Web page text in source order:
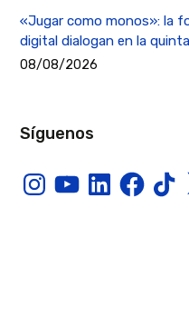
«Jugar como monos»: la
digital dialogan en la
08/08/2026
Síguenos
InstagramYouTubeLinkedInFacebook
TikTok